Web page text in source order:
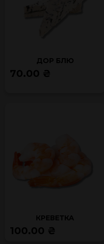
ДОР БЛЮ
70.00 ₴
КРЕВЕТКА
100.00 ₴